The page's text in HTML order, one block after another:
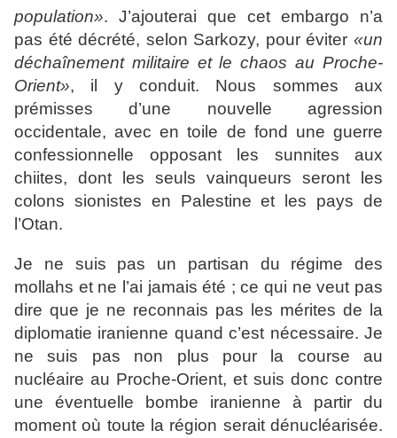
population». J’ajouterai que cet embargo n’a
pas été décrété, selon Sarkozy, pour éviter «un
déchaînement militaire et le chaos au Proche-
Orient», il y conduit. Nous sommes aux
prémisses d’une nouvelle agression
occidentale, avec en toile de fond une guerre
confessionnelle opposant les sunnites aux
chiites, dont les seuls vainqueurs seront les
colons sionistes en Palestine et les pays de
l’Otan.
Je ne suis pas un partisan du régime des
mollahs et ne l’ai jamais été ; ce qui ne veut pas
dire que je ne reconnais pas les mérites de la
diplomatie iranienne quand c’est nécessaire. Je
ne suis pas non plus pour la course au
nucléaire au Proche-Orient, et suis donc contre
une éventuelle bombe iranienne à partir du
moment où toute la région serait dénucléarisée.